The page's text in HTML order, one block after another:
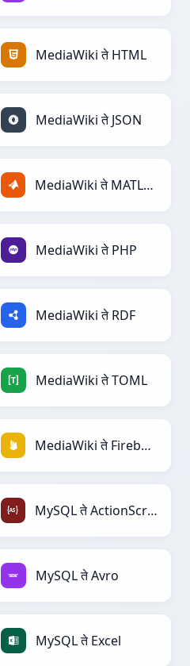
MediaWiki ते HTML
MediaWiki ते JSON
MediaWiki ते MATLAB
MediaWiki ते PHP
MediaWiki ते RDF
MediaWiki ते TOML
MediaWiki ते Firebase
MySQL ते ActionScript
MySQL ते Avro
MySQL ते Excel